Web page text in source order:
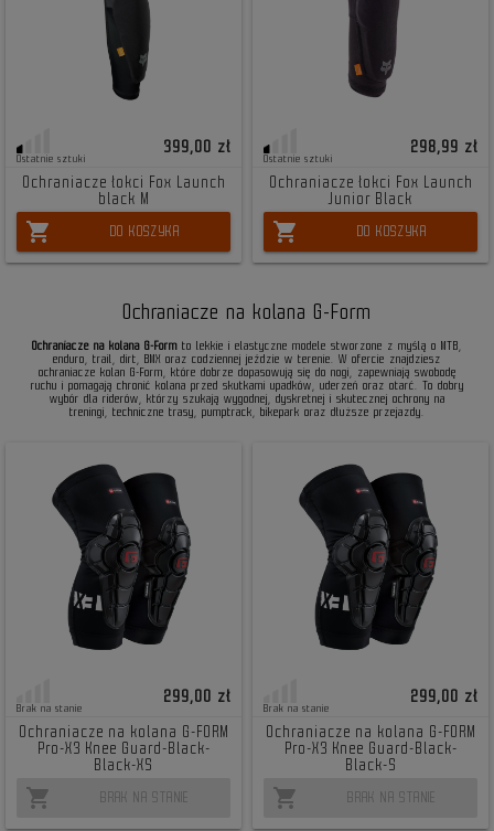
Ostatnie sztuki
399,00 zł
Ochraniacze łokci Fox Launch
black M
shopping_cart DO KOSZYKA
Ostatnie sztuki
298,99 zł
Ochraniacze łokci Fox Launch
Junior Black
shopping_cart DO KOSZYKA
Ochraniacze na kolana G-Form
Ochraniacze na kolana G-Form to lekkie i elastyczne modele stworzone z myślą o MTB,
enduro, trail, dirt, BMX oraz codziennej jeździe w terenie. W ofercie znajdziesz
ochraniacze kolan G-Form, które dobrze dopasowują się do nogi, zapewniają swobodę
ruchu i pomagają chronić kolana przed skutkami upadków, uderzeń oraz otarć. To dobry
wybór dla riderów, którzy szukają wygodnej, dyskretnej i skutecznej ochrony na
treningi, techniczne trasy, pumptrack, bikepark oraz dłuższe przejazdy.
Brak na stanie
299,00 zł
Ochraniacze na kolana G-FORM
Pro-X3 Knee Guard-Black-
Black-XS
shopping_cart BRAK NA STANIE
Brak na stanie
299,00 zł
Ochraniacze na kolana G-FORM
Pro-X3 Knee Guard-Black-
Black-S
shopping_cart BRAK NA STANIE